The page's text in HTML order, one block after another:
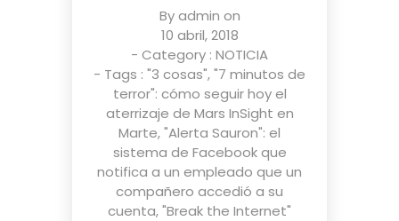
Byadmin on
10 abril, 2018
- Category : NOTICIA
- Tags : "3 cosas","7 minutos de
terror": cómo seguir hoy el
aterrizaje de Mars InSight en
Marte,"Alerta Sauron": el
sistema de Facebook que
notifica a un empleado que un
compañero accedió a su
cuenta,"Break the Internet"